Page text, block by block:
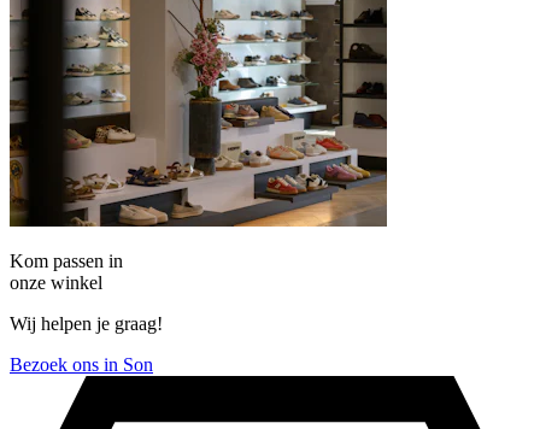
Kom passen in
onze winkel
Wij helpen je graag!
Bezoek ons in Son